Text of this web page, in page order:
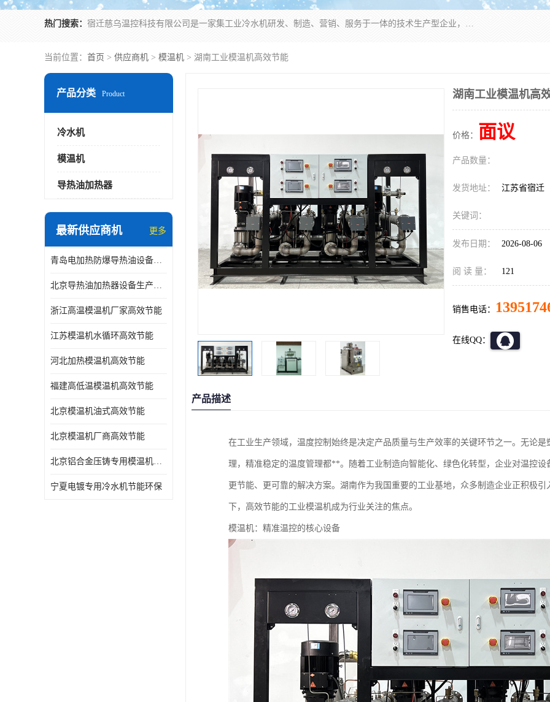
热门搜索： 宿迁慈乌温控科技有限公司是一家集工业冷水机研发、制造、营销、服务于一体的技术生产型企业，经营范围包括：冷水机、螺杆式冷水机组、工业冷水机、水冷式冷水机、风冷式冷水机组、风冷螺杆式冷冻机组、冷冻机、注塑专用冷水机、混泥土专用冷水机、低温防爆冷水机组等。专业温控设备供应商 模温机/冷水机/导热油炉定制服务等
当前位置： 首页 > 供应商机 > 模温机 > 湖南工业模温机高效节能
产品分类 Product
冷水机
模温机
导热油加热器
最新供应商机 更多
青岛电加热防爆导热油设备生产厂家
北京导热油加热器设备生产厂家
浙江高温模温机厂家高效节能
江苏模温机水循环高效节能
河北加热模温机高效节能
福建高低温模温机高效节能
北京模温机油式高效节能
北京模温机厂商高效节能
北京铝合金压铸专用模温机高效节能
宁夏电镀专用冷水机节能环保
湖南工业模温机高
价格： 面议
产品数量：
发货地址： 江苏省宿迁
关键词：
发布日期： 2026-08-06
阅 读 量： 121
销售电话：
在线QQ：
产品描述
在工业生产领域，温度控制始终是决定产品质量与生产效率的关键环节之一。无论
理，精准稳定的温度管理都**。随着工业制造向智能化、绿色化转型，企业对温控
更节能、更可靠的解决方案。湖南作为我国重要的工业基地，众多制造企业正积极
下，高效节能的工业模温机成为行业关注的焦点。
模温机：精准温控的核心设备